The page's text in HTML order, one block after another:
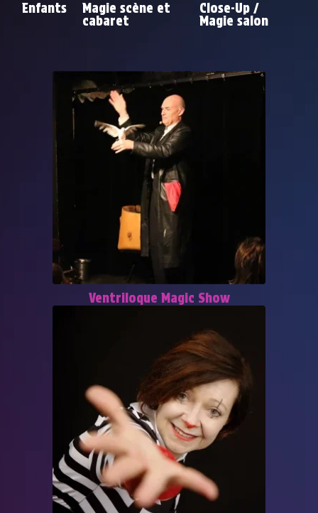
Enfants
Magie scène et
cabaret
Close-Up /
Magie salon
Ventriloque Magic Show